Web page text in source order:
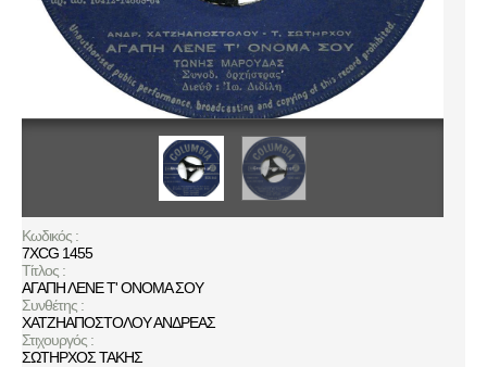
Κωδικός :
7XCG 1455
Τίτλος :
ΑΓΑΠΗ ΛΕΝΕ Τ' ΟΝΟΜΑ ΣΟΥ
Συνθέτης :
ΧΑΤΖΗΑΠΟΣΤΟΛΟΥ ΑΝΔΡΕΑΣ
Στιχουργός :
ΣΩΤΗΡΧΟΣ ΤΑΚΗΣ